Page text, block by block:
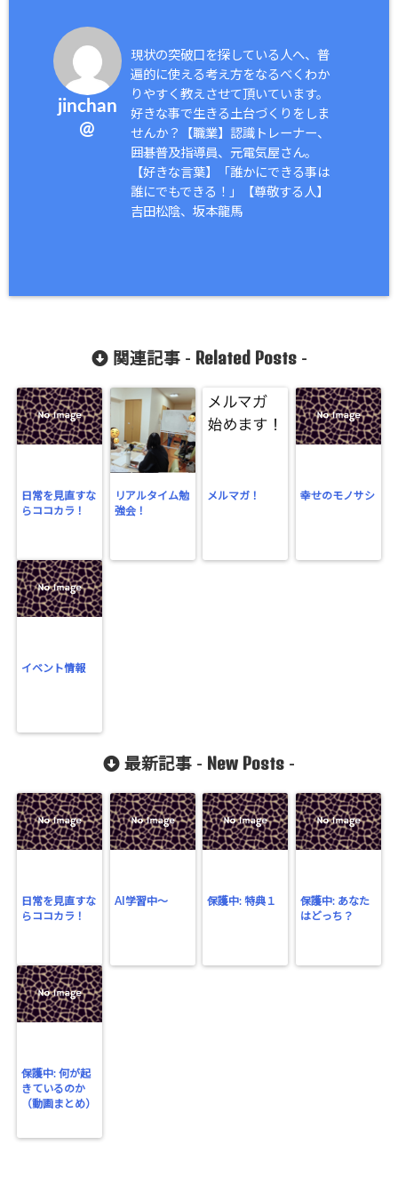
jinchan
@
現状の突破口を探している人へ、普
遍的に使える考え方をなるべくわか
りやすく教えさせて頂いています。
好きな事で生きる土台づくりをしま
せんか？【職業】認識トレーナー、
囲碁普及指導員、元電気屋さん。
【好きな言葉】「誰かにできる事は
誰にでもできる！」【尊敬する人】
吉田松陰、坂本龍馬
関連記事 - Related Posts-
日常を見直すな
らココカラ！
リアルタイム勉
強会！
メルマガ！ 幸せのモノサシ
イベント情報
最新記事 - New Posts -
日常を見直すな
らココカラ！
AI学習中〜 保護中: 特典１
保護中: あなた
はどっち？
保護中: 何が起
きているのか
（動画まとめ）